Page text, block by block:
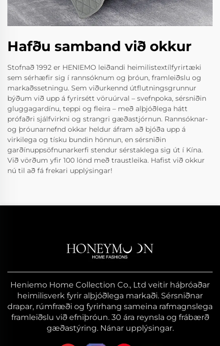
Hafðu samband við okkur
Stofnað 1992 er HENIEMO leiðandi heimilistextílfyrirtæki
sem sérhæfir sig í rannsóknum og þróun, framleiðslu og
markaðssetningu. Sem viðurkennd útflutningsgrunnur
býðum við upp á fyrirsétt vöruúrval – svefnpoka, sérsniðin
gluggagardínu, teppi og fleira – með alþjóðlega hátt
prófaðri sjálfvirkni og strangri gæðastjórnun. Rannsóknar-
og þróunarnefnd okkar heldur áfram að bjóða upp á
virkilega og tísku bundin hönnun, en sérsniðin
garðínuppsöfnunarkerfi stendur sérstaklega sig út í Kína.
Við vörðum yfir 100 lönd með traustleika. Hafist við okkur
nú til að fá frekari upplýsingar!
Heniemo Home Collection Co., Ltd veitir háþróaðar
heimilisverk fyrir alþjóðlega markaði. Sérsniðnar
drapar, rúmfræði og fyrirhang sameina rafmagnslega
framleiðslu við efniþróun. 30 ára reynsla og frábærð
gæðastýring. Nánar upplýsingar.